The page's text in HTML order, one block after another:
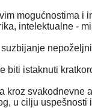
mogućnostima i
intelektualne -
istaknuti
svakodnevne
u cilju